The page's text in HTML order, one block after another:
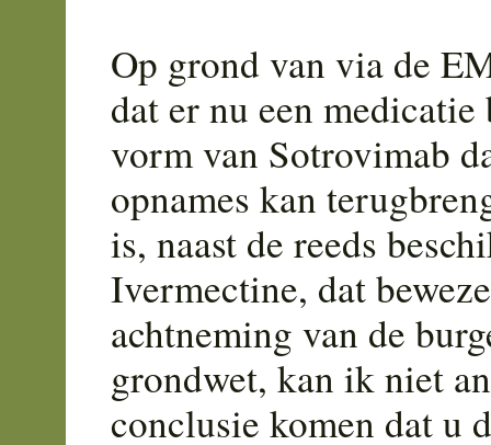
Op grond van via de
dat er nu een
vorm van Sotrovimab
opnames kan
is, naast de reeds
Ivermectine, dat
achtneming van de
grondwet, kan ik niet
conclusie komen dat u